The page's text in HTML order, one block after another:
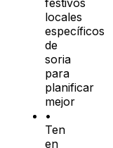
festivos
locales
específicos
de
soria
para
planificar
mejor
•
Ten
en